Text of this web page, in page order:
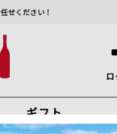
せください！
ギフト